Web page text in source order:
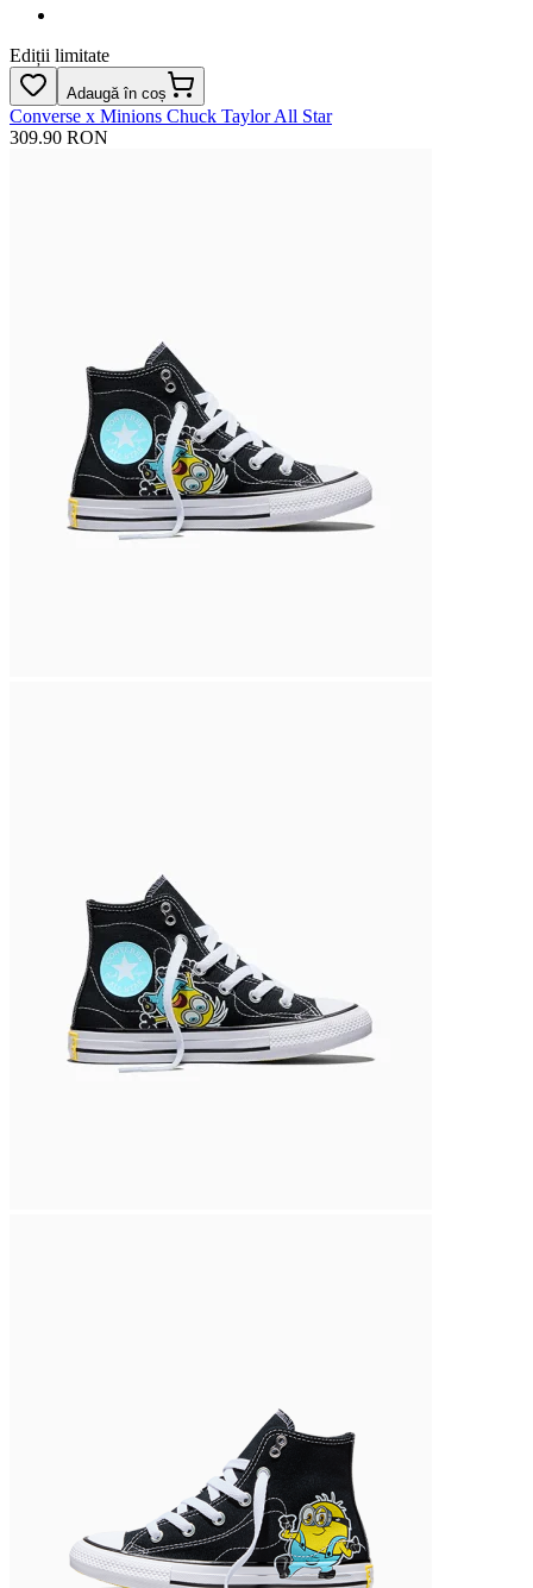
Ediții limitate
Adaugă în coș
Converse x Minions Chuck Taylor All Star
309.90 RON